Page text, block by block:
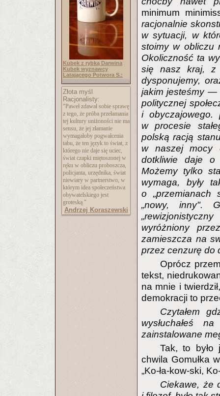
Kubek z rybką Darwina
Kubek wyznawcy
Latającego Potwora S.:
Złota myśl
Racjonalisty:
"Paweł zdawał sobie sprawę
z tego, że próba przełamania
tej kultury uniżoności nie ma
sensu, że jej złamanie
wymagałoby pogwałcenia
tabu, że ten język to świat, z
którego nie daje się uciec,
świat czapki miętoszonej w
ręku w obliczu proboszcza,
policjanta, urzędnika, świat
niewiary w partnerstwo, w
którym idea społeczeństwa
obywatelskiego jest
groteską."
Andrzej Koraszewski
minimum
racjonalnie
w sytuacji, w
stoimy w obliczu
Okoliczność ta
się nasz kraj, z
dysponujemy,
jakim jesteśmy —
politycznej
i obyczajowego.
w procesie
polską racją
w naszej mocy
dotkliwie daje o
Możemy tylko
wymaga, były
o „przemianach
„nowy, inny".
wyróżniony
zamieszcza na
przez cenzurę do
Oprócz
tekst,
na mnie i
demokracji to
Czytałem
wysłuchałeś
zainstalowane
Tak, to było
chwila Gomułka
„Ko-ła-kow-ski,
Ciekawe, że